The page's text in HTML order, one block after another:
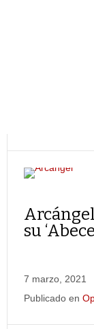
su
7 marzo, 2021
Publicado en